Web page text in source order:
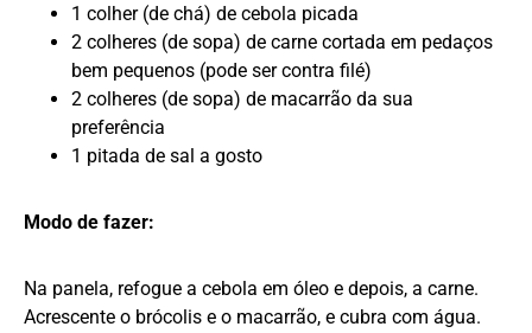
1 colher (de chá) de cebola picada
2 colheres (de sopa) de carne cortada em pedaços
bem pequenos (pode ser contra filé)
2 colheres (de sopa) de macarrão da sua
preferência
1 pitada de sal a gosto
Modo de fazer:
Na panela, refogue a cebola em óleo e depois, a carne.
Acrescente o brócolis e o macarrão, e cubra com água.